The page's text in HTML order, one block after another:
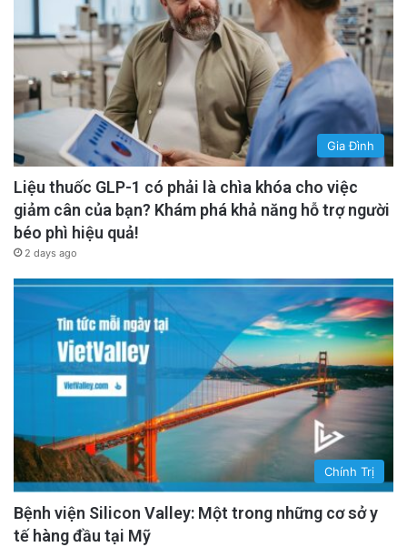
Gia Đình
Liệu thuốc GLP-1 có phải là chìa khóa cho việc
giảm cân của bạn? Khám phá khả năng hỗ trợ người
béo phì hiệu quả!
2 days ago
Chính Trị
Bệnh viện Silicon Valley: Một trong những cơ sở y
tế hàng đầu tại Mỹ